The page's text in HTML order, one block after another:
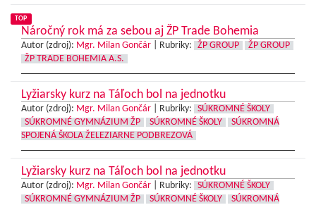
TOP
Náročný rok má za sebou aj ŽP Trade Bohemia
Autor (zdroj): Mgr. Milan Gončár Rubriky: ŽP GROUP
ŽP GROUP
ŽP TRADE BOHEMIA A.S.
Lyžiarsky kurz na Táľoch bol na jednotku
Autor (zdroj): Mgr. Milan Gončár Rubriky:
SÚKROMNÉ ŠKOLY
SÚKROMNÉ GYMNÁZIUM ŽP
SÚKROMNÉ ŠKOLY
SÚKROMNÁ
SPOJENÁ ŠKOLA ŽELEZIARNE PODBREZOVÁ
Lyžiarsky kurz na Táľoch bol na jednotku
Autor (zdroj): Mgr. Milan Gončár Rubriky:
SÚKROMNÉ ŠKOLY
SÚKROMNÉ GYMNÁZIUM ŽP
SÚKROMNÉ ŠKOLY
SÚKROMNÁ